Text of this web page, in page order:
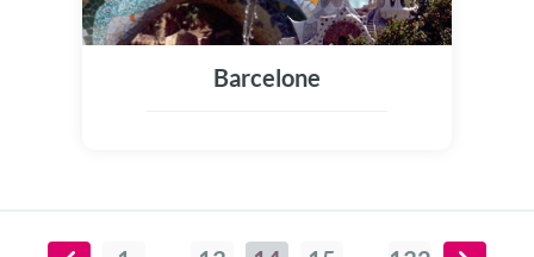
Barcelone